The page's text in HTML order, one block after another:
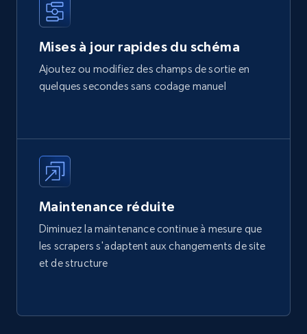
Mises à jour rapides du schéma
Ajoutez ou modifiez des champs de sortie en
quelques secondes sans codage manuel
Maintenance réduite
Diminuez la maintenance continue à mesure que
les scrapers s'adaptent aux changements de site
et de structure